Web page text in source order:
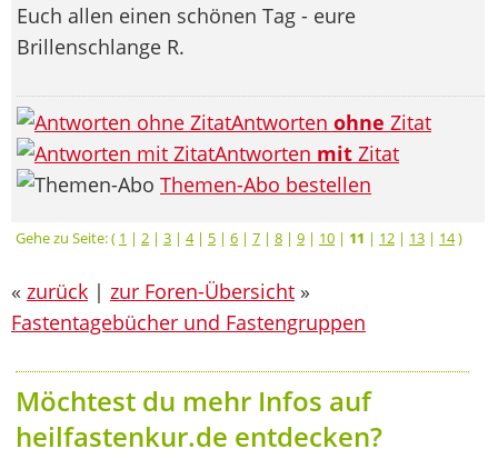
Euch allen einen schönen Tag - eure
Brillenschlange R.
Antworten ohne Zitat
Antworten mit Zitat
Themen-Abo bestellen
Gehe zu Seite: ( 1 | 2 | 3 | 4| 5 | 6 | 7 | 8 | 9 | 10 | 11 | 12 | 13 | 14)
« zurück | zur Foren-Übersicht »
Fastentagebücher und Fastengruppen
Möchtest du mehr Infos auf
heilfastenkur.de entdecken?